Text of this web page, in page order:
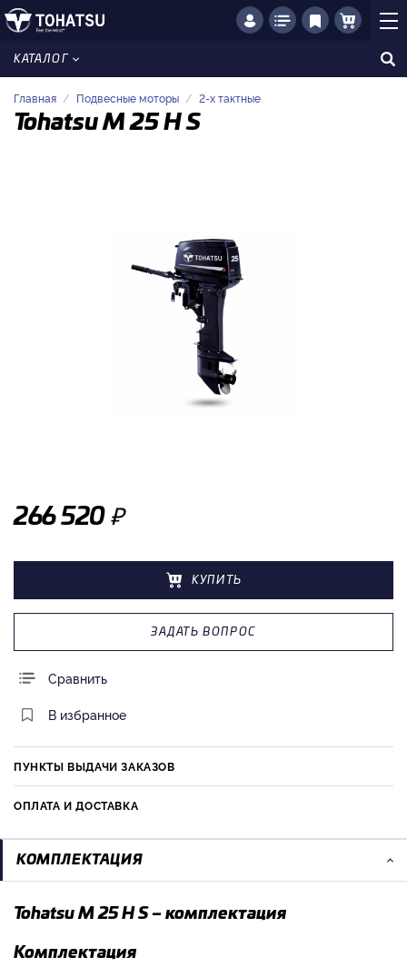
КАТАЛОГ
Главная Подвесные моторы 2-x тактные
Tohatsu M 25 H S
266 520 ₽
КУПИТЬ
ЗАДАТЬ ВОПРОС
Сравнить
В избранное
ПУНКТЫ ВЫДАЧИ ЗАКАЗОВ
ОПЛАТА И ДОСТАВКА
КОМПЛЕКТАЦИЯ
Tohatsu M 25 H S – комплектация
Комплектация